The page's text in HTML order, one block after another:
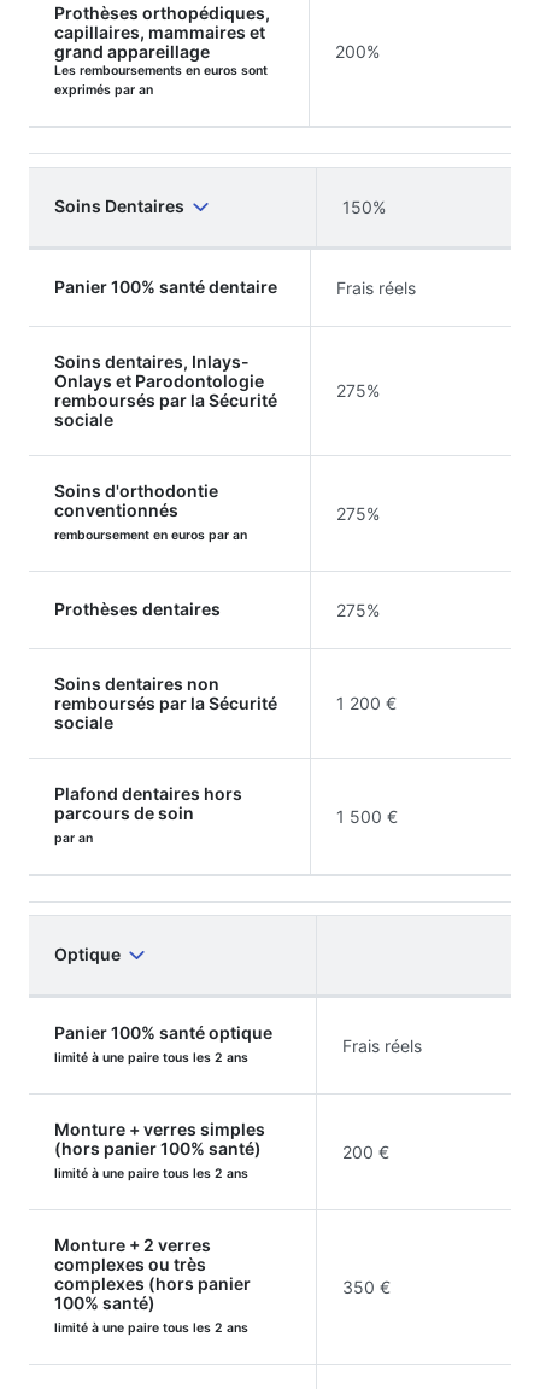
Prothèses orthopédiques,
capillaires, mammaires et
grand appareillage
Les remboursements en euros sont
exprimés par an
200%
Soins Dentaires 150%
Panier 100% santé dentaire Frais réels
Soins dentaires, Inlays-
Onlays et Parodontologie
remboursés par la Sécurité
sociale
275%
Soins d'orthodontie
conventionnés
remboursement en euros par an
275%
Prothèses dentaires 275%
Soins dentaires non
remboursés par la Sécurité
sociale
1 200 €
Plafond dentaires hors
parcours de soin
par an
1 500 €
Optique
Panier 100% santé optique
limité à une paire tous les 2 ans
Frais réels
Monture + verres simples
(hors panier 100% santé)
limité à une paire tous les 2 ans
200 €
Monture + 2 verres
complexes ou très
complexes (hors panier
100% santé)
limité à une paire tous les 2 ans
350 €